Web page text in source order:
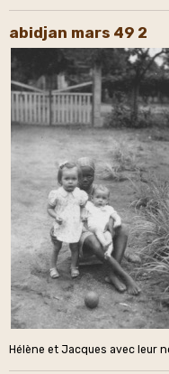
abidjan mars 49 2
Hélène et Jacques avec leur